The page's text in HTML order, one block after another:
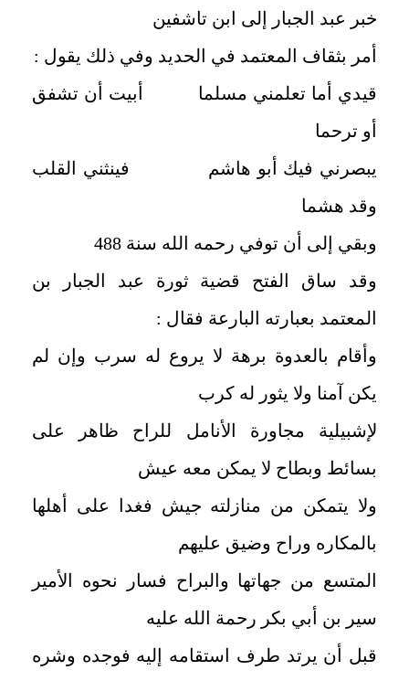
خبر عبد الجبار إلى ابن تاشفين
أمر بثقاف المعتمد في الحديد وفي ذلك يقول :
قيدي أما تعلمني مسلما أبيت أن تشفق
أو ترحما
يبصرني فيك أبو هاشم فينثني القلب
وقد هشما
وبقي إلى أن توفي رحمه الله سنة 488
وقد ساق الفتح قضية ثورة عبد الجبار بن
المعتمد بعبارته البارعة فقال :
وأقام بالعدوة برهة لا يروع له سرب وإن لم
يكن آمنا ولا يثور له كرب
لإشبيلية مجاورة الأنامل للراح ظاهر على
بسائط وبطاح لا يمكن معه عيش
ولا يتمكن من منازلته جيش فغدا على أهلها
بالمكاره وراح وضيق عليهم
المتسع من جهاتها والبراح فسار نحوه الأمير
سير بن أبي بكر رحمة الله عليه
قبل أن يرتد طرف استقامه إليه فوجده وشره